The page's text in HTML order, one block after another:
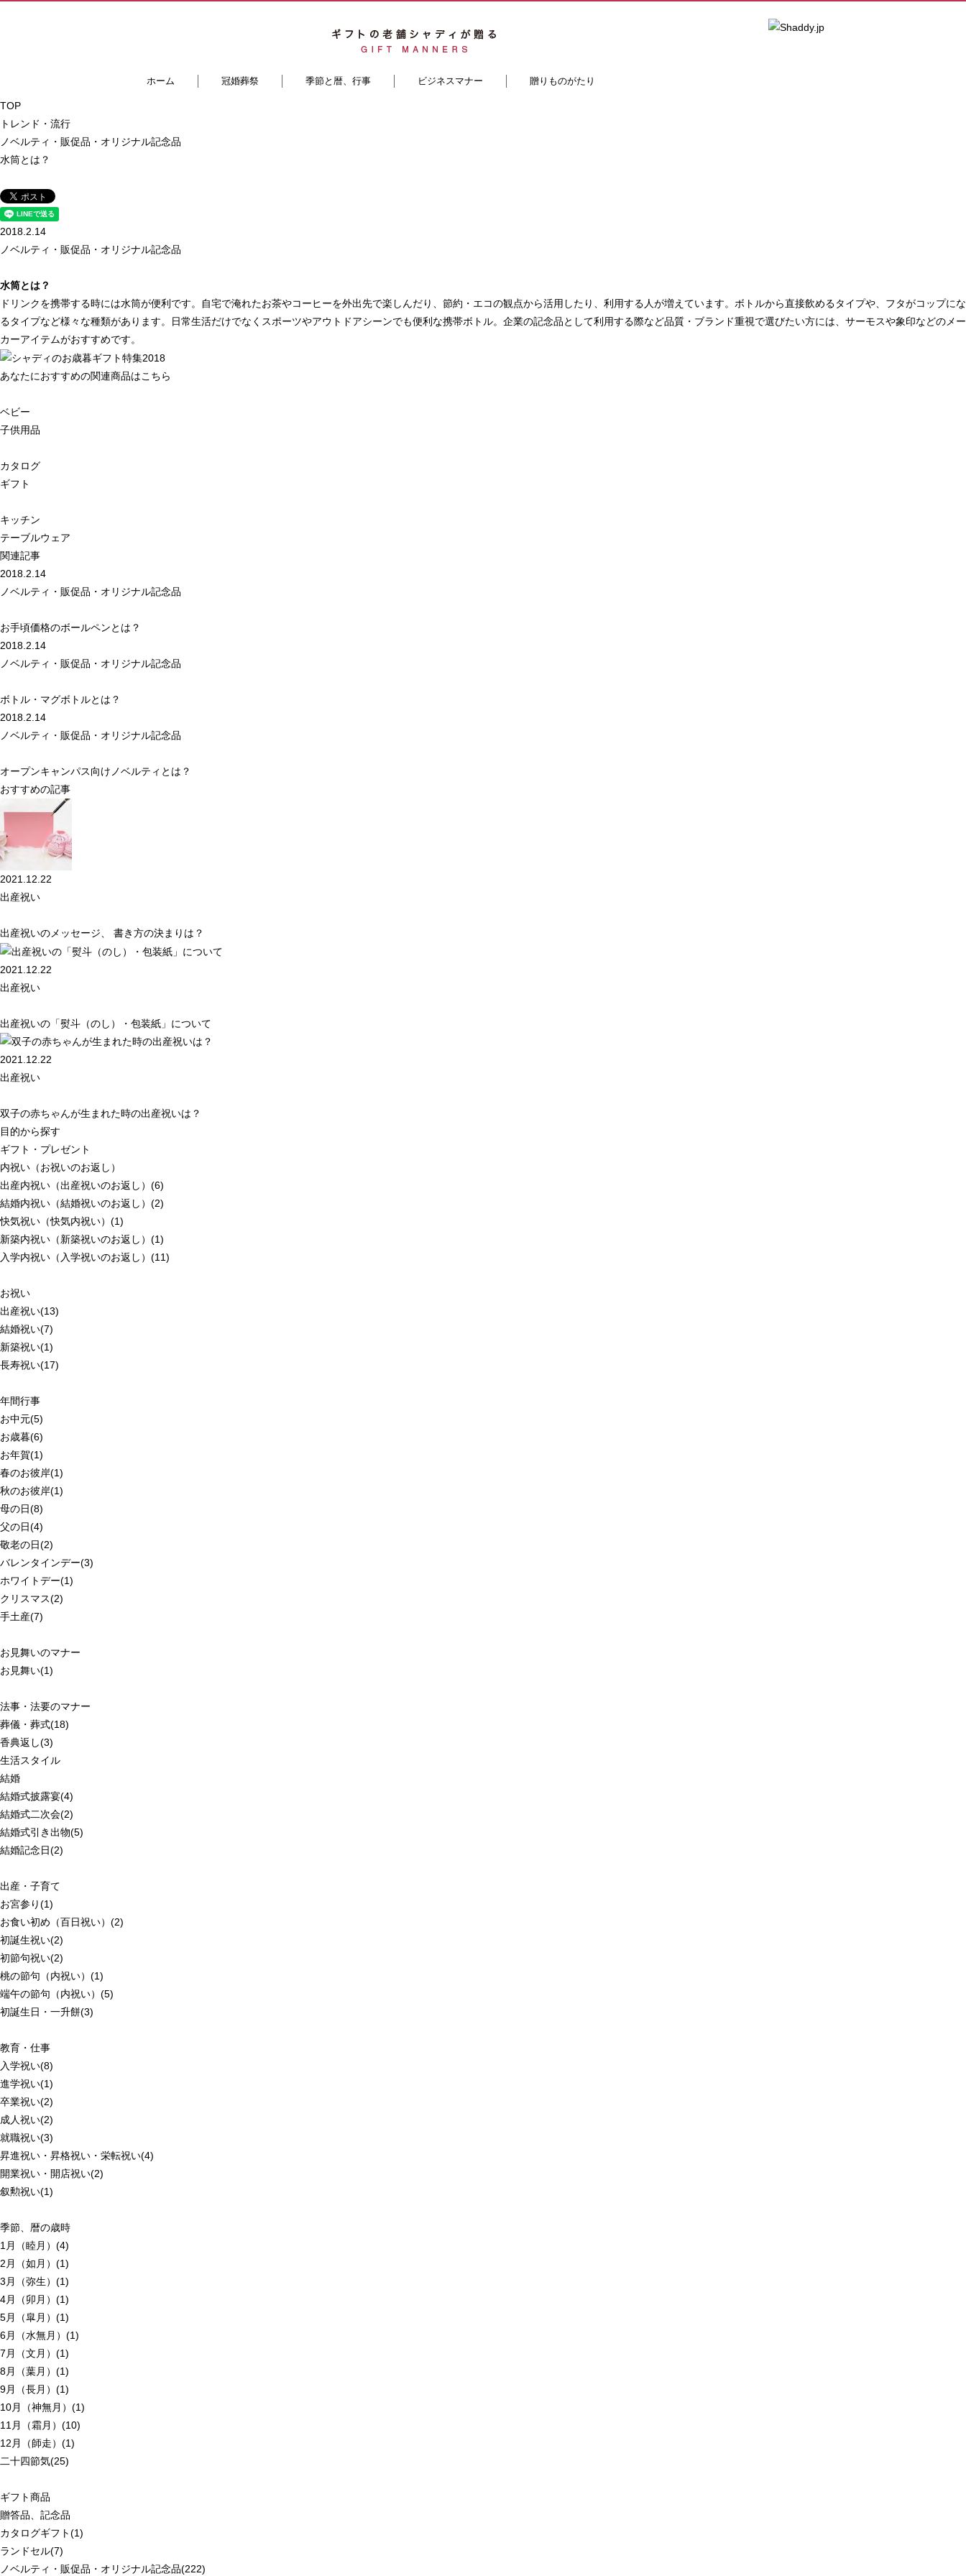
ホーム 冠婚葬祭 季節と暦、行事 ビジネスマナー 贈りものがたり
TOP
トレンド・流行
ノベルティ・販促品・オリジナル記念品
水筒とは？
2018.2.14
ノベルティ・販促品・オリジナル記念品
水筒とは？
ドリンクを携帯する時には水筒が便利です。自宅で淹れたお茶やコーヒーを外出先で楽しんだり、節約・エコの観点から活用したり、利用する人が増えています。ボトルから直接飲めるタイプや、フタがコップにな
るタイプなど様々な種類があります。日常生活だけでなくスポーツやアウトドアシーンでも便利な携帯ボトル。企業の記念品として利用する際など品質・ブランド重視で選びたい方には、サーモスや象印などのメー
カーアイテムがおすすめです。
あなたにおすすめの関連商品はこちら
ベビー
子供用品
カタログ
ギフト
キッチン
テーブルウェア
関連記事
2018.2.14
ノベルティ・販促品・オリジナル記念品
お手頃価格のボールペンとは？
2018.2.14
ノベルティ・販促品・オリジナル記念品
ボトル・マグボトルとは？
2018.2.14
ノベルティ・販促品・オリジナル記念品
オープンキャンパス向けノベルティとは？
おすすめの記事
2021.12.22
出産祝い
出産祝いのメッセージ、 書き方の決まりは？
2021.12.22
出産祝い
出産祝いの「熨斗（のし）・包装紙」について
2021.12.22
出産祝い
双子の赤ちゃんが生まれた時の出産祝いは？
目的から探す
ギフト・プレゼント
内祝い（お祝いのお返し）
出産内祝い（出産祝いのお返し）(6)
結婚内祝い（結婚祝いのお返し）(2)
快気祝い（快気内祝い）(1)
新築内祝い（新築祝いのお返し）(1)
入学内祝い（入学祝いのお返し）(11)
お祝い
出産祝い(13)
結婚祝い(7)
新築祝い(1)
長寿祝い(17)
年間行事
お中元(5)
お歳暮(6)
お年賀(1)
春のお彼岸(1)
秋のお彼岸(1)
母の日(8)
父の日(4)
敬老の日(2)
バレンタインデー(3)
ホワイトデー(1)
クリスマス(2)
手土産(7)
お見舞いのマナー
お見舞い(1)
法事・法要のマナー
葬儀・葬式(18)
香典返し(3)
生活スタイル
結婚
結婚式披露宴(4)
結婚式二次会(2)
結婚式引き出物(5)
結婚記念日(2)
出産・子育て
お宮参り(1)
お食い初め（百日祝い）(2)
初誕生祝い(2)
初節句祝い(2)
桃の節句（内祝い）(1)
端午の節句（内祝い）(5)
初誕生日・一升餅(3)
教育・仕事
入学祝い(8)
進学祝い(1)
卒業祝い(2)
成人祝い(2)
就職祝い(3)
昇進祝い・昇格祝い・栄転祝い(4)
開業祝い・開店祝い(2)
叙勲祝い(1)
季節、暦の歳時
1月（睦月）(4)
2月（如月）(1)
3月（弥生）(1)
4月（卯月）(1)
5月（皐月）(1)
6月（水無月）(1)
7月（文月）(1)
8月（葉月）(1)
9月（長月）(1)
10月（神無月）(1)
11月（霜月）(10)
12月（師走）(1)
二十四節気(25)
ギフト商品
贈答品、記念品
カタログギフト(1)
ランドセル(7)
ノベルティ・販促品・オリジナル記念品(222)